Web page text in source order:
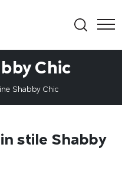
Chic
Shabby Chic
stile Shabby